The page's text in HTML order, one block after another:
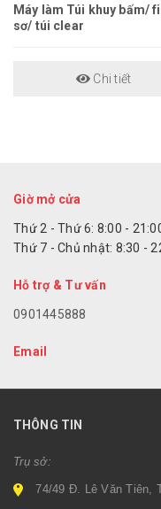
Máy làm Túi khuy bấm/
sơ/ túi clear
Chi tiết
Giờ mở cửa
Thứ 2 - Thứ 6: 8:00 -
Thứ 7 - Chủ nhật: 8:30 -
Hỗ trợ & Tư vấn
0901445888
Email
THÔNG TIN
Trụ sở:
74/49 Đ. Lê Văn Tiên,